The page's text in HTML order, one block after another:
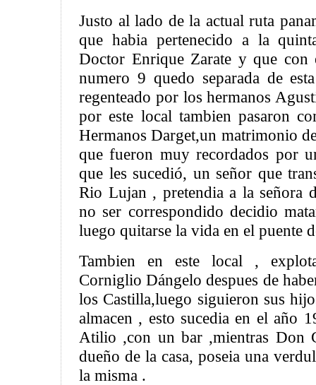
Justo al lado de la actual ruta
que habia pertenecido a la
Doctor Enrique Zarate y que con
numero 9 quedo separada de
regenteado por los hermanos
por este local tambien pasaron
Hermanos Darget,un matrimonio
que fueron muy recordados por
que les sucedió, un señor que
Rio Lujan , pretendia a la señora
no ser correspondido decidio
luego quitarse la vida en el puente
Tambien en este local ,
Corniglio Dángelo despues de
los Castilla,luego siguieron sus
almacen , esto sucedia en el año
Atilio ,con un bar ,mientras Don
dueño de la casa, poseia una
la misma .